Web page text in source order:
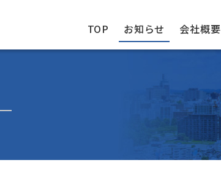
TOP お知らせ 会社概要